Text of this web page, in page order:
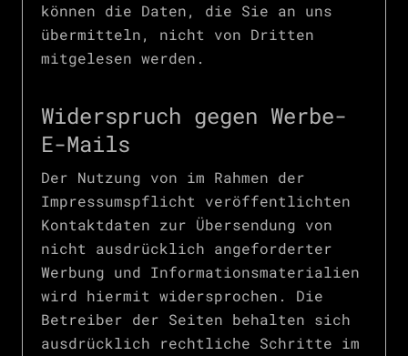
können die Daten, die Sie an uns
übermitteln, nicht von Dritten
mitgelesen werden.
Widerspruch gegen Werbe-
E-Mails
Der Nutzung von im Rahmen der
Impressumspflicht veröffentlichten
Kontaktdaten zur Übersendung von
nicht ausdrücklich angeforderter
Werbung und Informationsmaterialien
wird hiermit widersprochen. Die
Betreiber der Seiten behalten sich
ausdrücklich rechtliche Schritte im